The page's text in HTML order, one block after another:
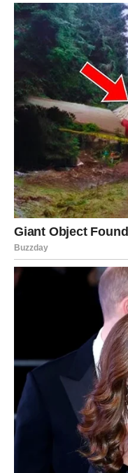
Priprema:
Naribajte ciklu,
Dodajte
Ostavite smjesu
Procijedite sok
Čuvajte sirup u
Upute za
Svako jutro popijte
optimalne rezultate.
Zaključak
Ove slatke rolade s
poslijepodnevne
predstavlja odličan
Uživajte u pripremi i
recepata!